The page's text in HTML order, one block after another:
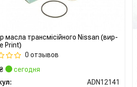
масла трансмісійного Nissan (вир-
Print)
0 отзывов
₴
сегодня
ADN12141